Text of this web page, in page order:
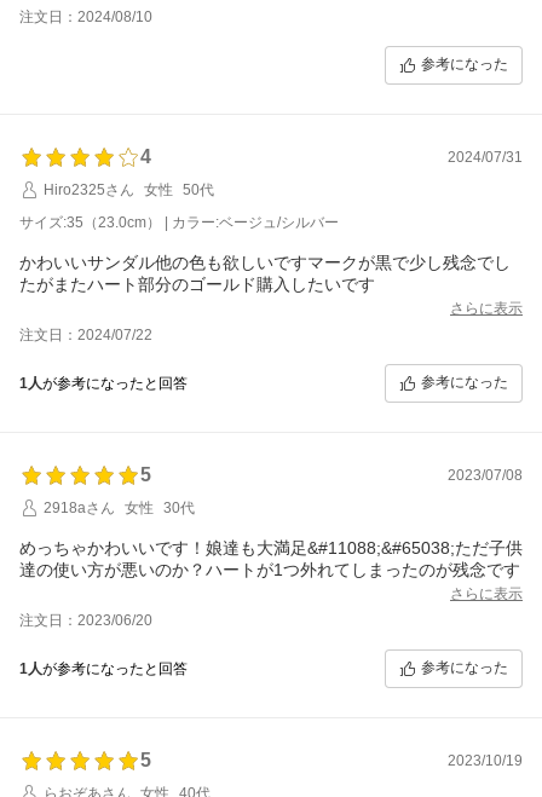
注文日：2024/08/10
参考になった
4
2024/07/31
Hiro2325さん
女性
50代
サイズ:35（23.0cm） | カラー:ベージュ/シルバー
かわいいサンダル他の色も欲しいですマークが黒で少し残念でし
たがまたハート部分のゴールド購入したいです
さらに表示
注文日：2024/07/22
1人が参考になったと回答 参考になった
5
2023/07/08
2918aさん
女性 30代
めっちゃかわいいです！娘達も大満足&#11088;&#65038;ただ子供
達の使い方が悪いのか？ハートが1つ外れてしまったのが残念です
さらに表示
注文日：2023/06/20
1人が参考になったと回答 参考になった
5
2023/10/19
らおぞあさん
女性 40代